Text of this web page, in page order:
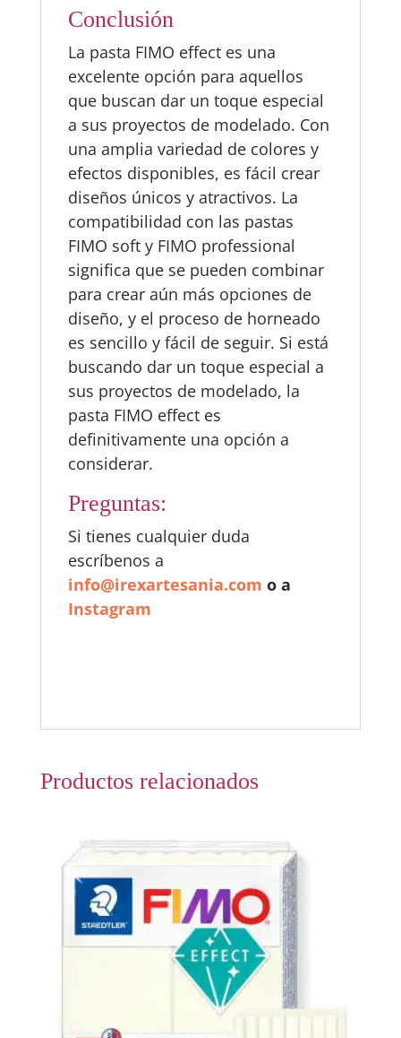
Conclusión
La pasta FIMO effect es una
excelente opción para aquellos
que buscan dar un toque especial
a sus proyectos de modelado. Con
una amplia variedad de colores y
efectos disponibles, es fácil crear
diseños únicos y atractivos. La
compatibilidad con las pastas
FIMO soft y FIMO professional
significa que se pueden combinar
para crear aún más opciones de
diseño, y el proceso de horneado
es sencillo y fácil de seguir. Si está
buscando dar un toque especial a
sus proyectos de modelado, la
pasta FIMO effect es
definitivamente una opción a
considerar.
Preguntas:
Si tienes cualquier duda
escríbenos a
info@irexartesania.com o a
Instagram
Productos relacionados